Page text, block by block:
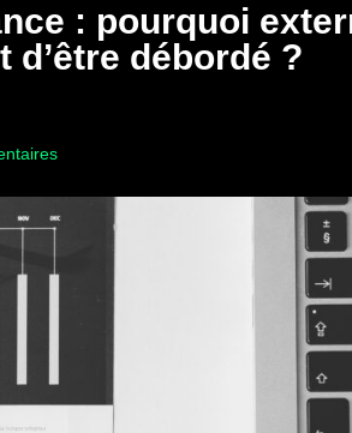
: pourquoi
d’être débordé ?